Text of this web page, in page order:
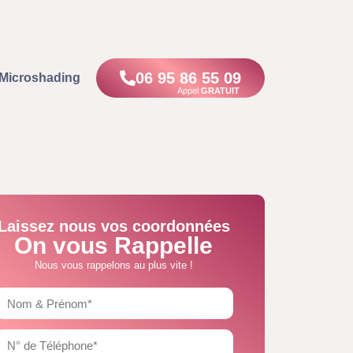
06 95 86 55 09
Appel GRATUIT
nous vos coordonnées
On vous Rappelle
Nous vous rappelons au plus vite !